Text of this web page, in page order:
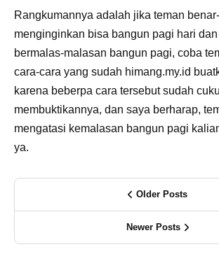
Rangkumannya adalah jika teman
menginginkan bisa bangun pagi hari
bermalas-malasan bangun pagi, coba
cara-cara yang sudah himang.my.id
karena beberpa cara tersebut sudah
membuktikannya, dan saya berharap,
mengatasi kemalasan bangun pagi
ya.
Older Posts
Newer Posts